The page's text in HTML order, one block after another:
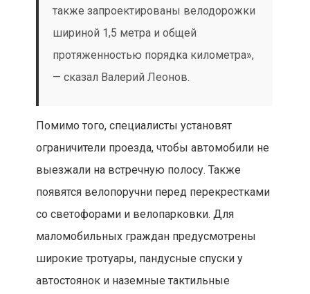
также запроектированы велодорожки
шириной 1,5 метра и общей
протяженностью порядка километра»,
— сказал Валерий Леонов.
Помимо того, специалисты установят
ограничители проезда, чтобы автомобили не
выезжали на встречную полосу. Также
появятся велопоручни перед перекрестками
со светофорами и велопарковки. Для
маломобильных граждан предусмотрены
широкие тротуары, пандусные спуски у
автостоянок и наземные тактильные